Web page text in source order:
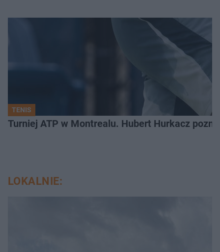
TENIS
Turniej ATP w Montrealu. Hubert Hurkacz
LOKALNIE: